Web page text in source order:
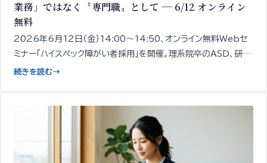
業務」ではなく〝専門職〟として ─ 6/12 オンライン
無料
2026年6月12日（金）14:00〜14:50、オンライン無料Webセ
ミナー「ハイスペック障がい者採用」を開催。理系院卒のASD、研究
職経験のうつ病など、スキルと専門性を持つ障がい者を「補助業
見をもとに専門家が50分で整理してお伝えします。
続きを読む→